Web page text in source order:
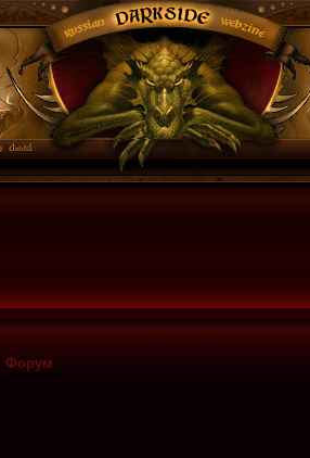
Форум